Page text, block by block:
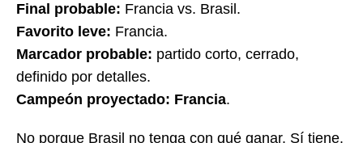
Final probable: Francia vs. Brasil.
Favorito leve: Francia.
Marcador probable: partido corto, cerrado,
definido por detalles.
Campeón proyectado: Francia.
No porque Brasil no tenga con qué ganar. Sí tiene.